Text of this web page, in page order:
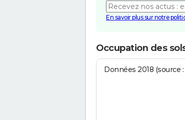
En savoir plus sur notre
Occupation des
Données 2018 (source